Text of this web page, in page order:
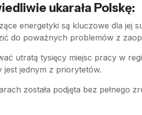
ukarała Polskę:
energetyki są kluczowe dla jej
do poważnych problemów z
utratą tysięcy miejsc pracy w
jest jednym z priorytetów.
została podjęta bez pełnego